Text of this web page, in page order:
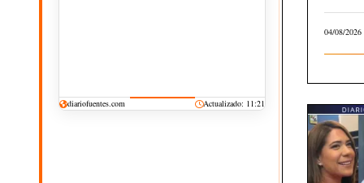
diariofuentes.com Actualizado: 11:21
04/08/2026